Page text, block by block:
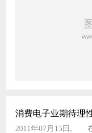
消费电子业期待理
2011年07月15日,